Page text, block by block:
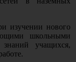
изучении нового
школьными
учащихся,